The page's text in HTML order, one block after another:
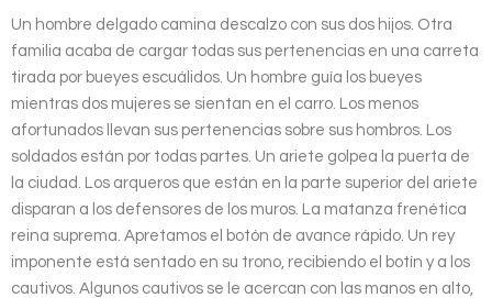
Un hombre delgado camina descalzo con sus dos hijos. Otra
familia acaba de cargar todas sus pertenencias en una carreta
tirada por bueyes escuálidos. Un hombre guía los bueyes
mientras dos mujeres se sientan en el carro. Los menos
afortunados llevan sus pertenencias sobre sus hombros. Los
soldados están por todas partes. Un ariete golpea la puerta de
la ciudad. Los arqueros que están en la parte superior del ariete
disparan a los defensores de los muros. La matanza frenética
reina suprema. Apretamos el botón de avance rápido. Un rey
imponente está sentado en su trono, recibiendo el botín y a los
cautivos. Algunos cautivos se le acercan con las manos en alto,